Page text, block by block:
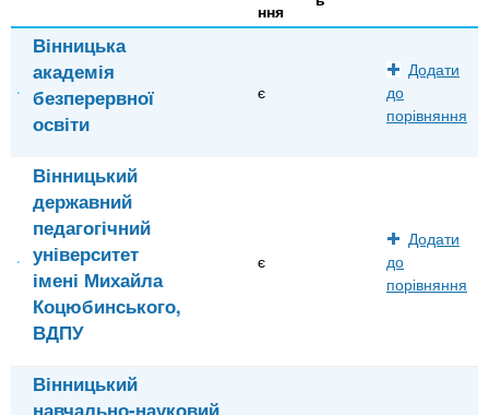
ння
Вінницька
академія
безперервної
освіти
є
Додати
до
порівняння
Вінницький
державний
педагогічний
університет
імені Михайла
Коцюбинського,
ВДПУ
є
Додати
до
порівняння
Вінницький
навчально-науковий